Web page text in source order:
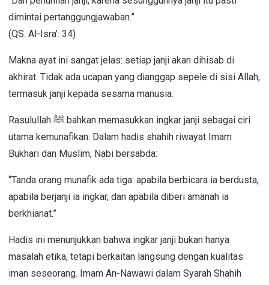
dimintai pertanggungjawaban.”
(QS. Al-Isra’: 34)
Makna ayat ini sangat jelas: setiap janji akan dihisab di
akhirat. Tidak ada ucapan yang dianggap sepele di sisi Allah,
termasuk janji kepada sesama manusia.
Rasulullah ﷺ bahkan memasukkan ingkar janji sebagai ciri
utama kemunafikan. Dalam hadis shahih riwayat Imam
Bukhari dan Muslim, Nabi bersabda:
“Tanda orang munafik ada tiga: apabila berbicara ia berdusta,
apabila berjanji ia ingkar, dan apabila diberi amanah ia
berkhianat.”
Hadis ini menunjukkan bahwa ingkar janji bukan hanya
masalah etika, tetapi berkaitan langsung dengan kualitas
iman seseorang. Imam An-Nawawi dalam Syarah Shahih